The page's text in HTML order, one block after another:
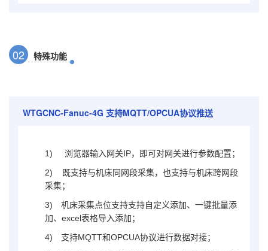
02 特殊功能
WTGCNC-Fanuc-4G 支持MQTT/OPCUA协议推送
1)
浏览器输入网关IP，即可对网关进行参数配置；
2) 既支持与机床同网段采集，也支持与机床跨网段
采集；
3)
机床采集点位支持支持自定义添加、一键批量添
加、excel表格导入添加；
4)
支持MQTT和OPCUA协议进行数据对接；